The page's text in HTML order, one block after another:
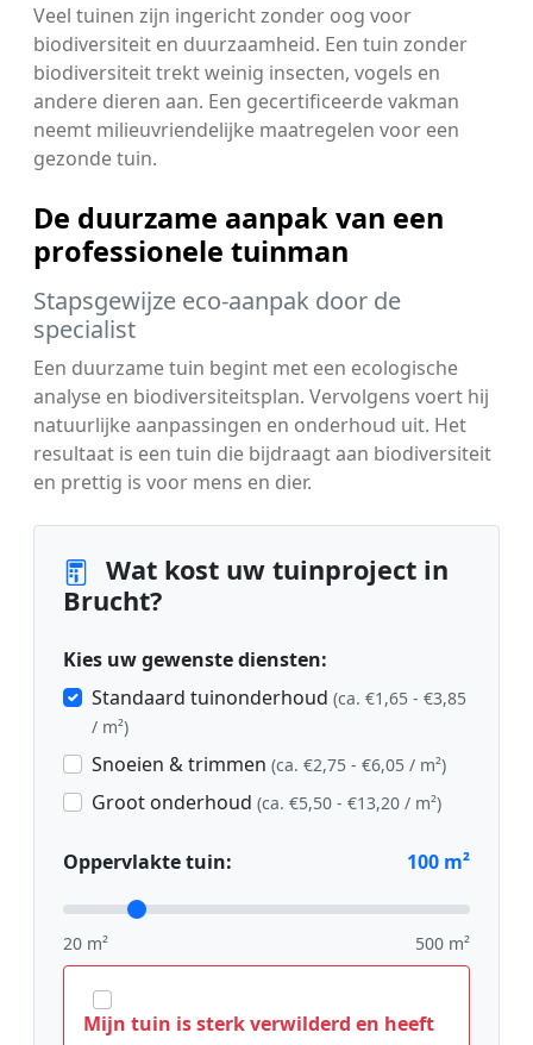
Veel tuinen zijn ingericht zonder oog voor
biodiversiteit en duurzaamheid. Een tuin zonder
biodiversiteit trekt weinig insecten, vogels en
andere dieren aan. Een gecertificeerde vakman
neemt milieuvriendelijke maatregelen voor een
gezonde tuin.
De duurzame aanpak van een
professionele tuinman
Stapsgewijze eco-aanpak door de
specialist
Een duurzame tuin begint met een ecologische
analyse en biodiversiteitsplan. Vervolgens voert hij
natuurlijke aanpassingen en onderhoud uit. Het
resultaat is een tuin die bijdraagt aan biodiversiteit
en prettig is voor mens en dier.
Wat kost uw tuinproject in
Brucht?
Kies uw gewenste diensten:
Standaard tuinonderhoud (ca. €1,65 - €3,85
/ m²)
Snoeien & trimmen (ca. €2,75 - €6,05 / m²)
Groot onderhoud (ca. €5,50 - €13,20 / m²)
Oppervlakte tuin: 100 m²
20 m² 500 m²
Mijn tuin is sterk verwilderd en heeft